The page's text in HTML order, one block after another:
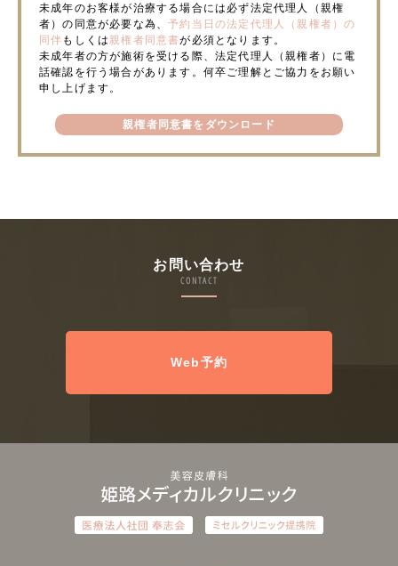
未成年のお客様が治療する場合には必ず法定代理人（親権
者）の同意が必要な為、予約当日の法定代理人（親権者）の
同伴 もしくは親権者同意書が必須となります。
未成年者の方が施術を受ける際、法定代理人（親権者）に電
話確認を行う場合があります。何卒ご理解とご協力をお願い
申し上げます。
親権者同意書をダウンロード
お問い合わせ
CONTACT
Web予約